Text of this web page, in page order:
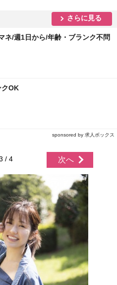
さらに見る
ネ/週1日から/年齢・ブランク不問
クOK
sponsored by 求人ボックス
/ 4 次へ